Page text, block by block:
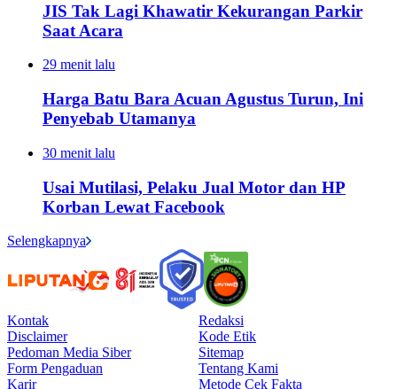
JIS Tak Lagi Khawatir Kekurangan Parkir
Saat Acara
29 menit lalu
Harga Batu Bara Acuan Agustus Turun, Ini
Penyebab Utamanya
30 menit lalu
Usai Mutilasi, Pelaku Jual Motor dan HP
Korban Lewat Facebook
Selengkapnya
Kontak
Redaksi
Disclaimer
Kode Etik
Pedoman Media Siber
Sitemap
Form Pengaduan
Tentang Kami
Karir
Metode Cek Fakta